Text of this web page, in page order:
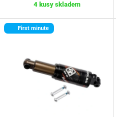
4 kusy skladem
First minute